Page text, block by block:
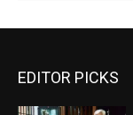
EDITOR PICKS